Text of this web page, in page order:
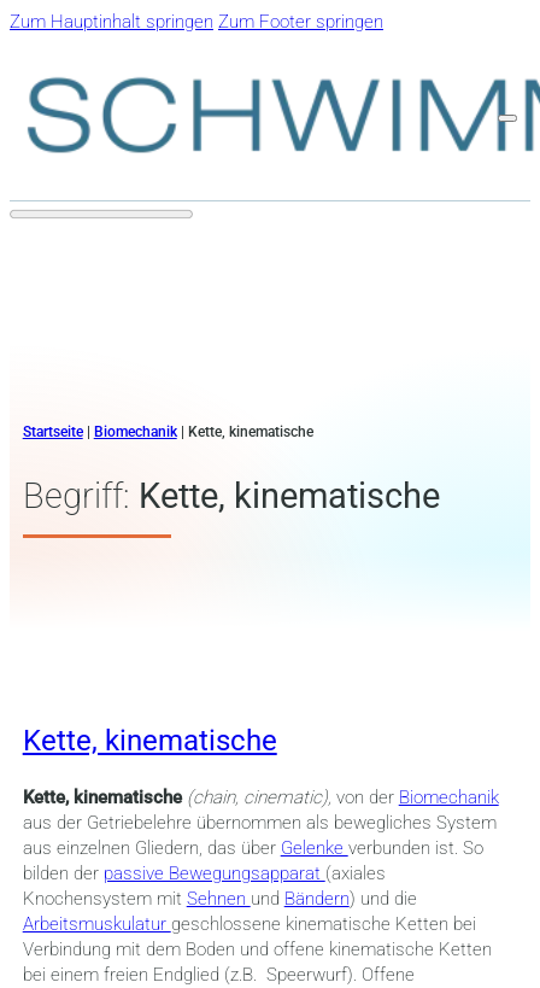
Zum Hauptinhalt springen Zum Footer springen
Startseite| Biomechanik| Kette, kinematische
Begriff: Kette, kinematische
Kette, kinematische
Kette, kinematische (chain, cinematic), von der Biomechanik
aus der Getriebelehre übernommen als bewegliches System
aus einzelnen Gliedern, das über Gelenke verbunden ist. So
bilden der passive Bewegungsapparat (axiales
Knochensystem mit Sehnen und Bändern) und die
Arbeitsmuskulatur geschlossene kinematische Ketten bei
Verbindung mit dem Boden und offene kinematische Ketten
bei einem freien Endglied (z.B. Speerwurf). Offene